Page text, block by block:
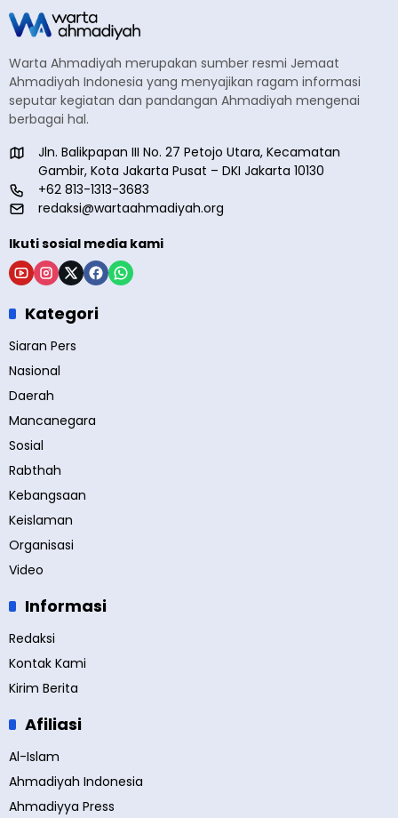
Warta Ahmadiyah merupakan sumber resmi Jemaat
Ahmadiyah Indonesia yang menyajikan ragam informasi
seputar kegiatan dan pandangan Ahmadiyah mengenai
berbagai hal.
Jln. Balikpapan III No. 27 Petojo Utara, Kecamatan
Gambir, Kota Jakarta Pusat – DKI Jakarta 10130
+62 813-1313-3683
redaksi@wartaahmadiyah.org
Ikuti sosial media kami
Kategori
Siaran Pers
Nasional
Daerah
Mancanegara
Sosial
Rabthah
Kebangsaan
Keislaman
Organisasi
Video
Informasi
Redaksi
Kontak Kami
Kirim Berita
Afiliasi
Al-Islam
Ahmadiyah Indonesia
Ahmadiyya Press